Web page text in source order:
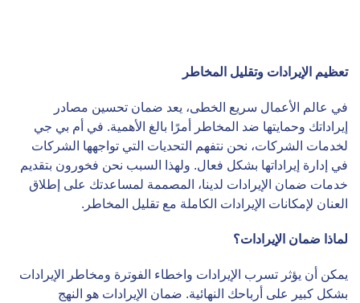
تعظيم الإيرادات وتقليل المخاطر
في عالم الأعمال سريع الخطى، يعد ضمان تحسين مصادر
إيراداتك وحمايتها ضد المخاطر أمرًا بالغ الأهمية. في أم بي جي
لخدمات الشركات، نحن نتفهم التحديات التي تواجهها الشركات
في إدارة إيراداتها بشكل فعال. ولهذا السبب نحن فخورون بتقديم
خدمات ضمان الإيرادات لدينا، المصممة لمساعدتك على إطلاق
العنان لإمكانات الإيرادات الكاملة مع تقليل المخاطر.
لماذا ضمان الإيرادات؟
يمكن أن يؤثر تسرب الإيرادات واخطاء الفوترة ومخاطر الإيرادات
بشكل كبير على أرباحك النهائية. ضمان الإيرادات هو النهج